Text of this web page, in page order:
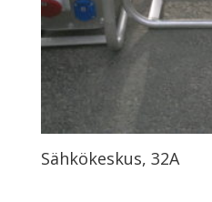
Sähkökeskus, 32A